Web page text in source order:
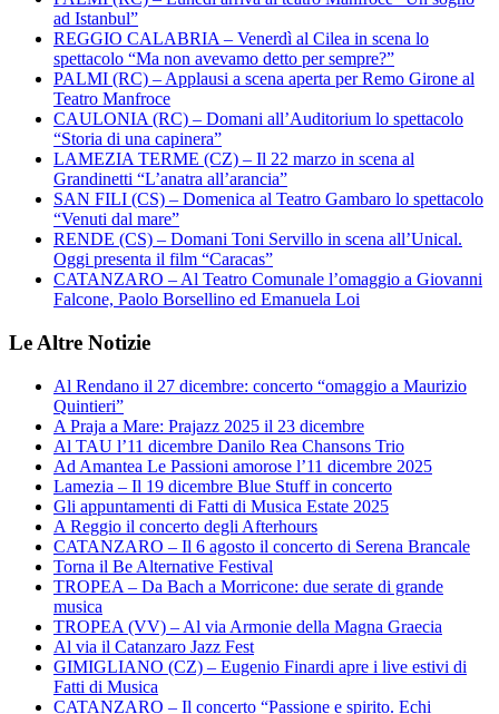
ad Istanbul”
REGGIO CALABRIA – Venerdì al Cilea in scena lo
spettacolo “Ma non avevamo detto per sempre?”
PALMI (RC) – Applausi a scena aperta per Remo Girone al
Teatro Manfroce
CAULONIA (RC) – Domani all’Auditorium lo spettacolo
“Storia di una capinera”
LAMEZIA TERME (CZ) – Il 22 marzo in scena al
Grandinetti “L’anatra all’arancia”
SAN FILI (CS) – Domenica al Teatro Gambaro lo spettacolo
“Venuti dal mare”
RENDE (CS) – Domani Toni Servillo in scena all’Unical.
Oggi presenta il film “Caracas”
CATANZARO – Al Teatro Comunale l’omaggio a Giovanni
Falcone, Paolo Borsellino ed Emanuela Loi
Le Altre Notizie
Al Rendano il 27 dicembre: concerto “omaggio a Maurizio
Quintieri”
A Praja a Mare: Prajazz 2025 il 23 dicembre
Al TAU l’11 dicembre Danilo Rea Chansons Trio
Ad Amantea Le Passioni amorose l’11 dicembre 2025
Lamezia – Il 19 dicembre Blue Stuff in concerto
Gli appuntamenti di Fatti di Musica Estate 2025
A Reggio il concerto degli Afterhours
CATANZARO – Il 6 agosto il concerto di Serena Brancale
Torna il Be Alternative Festival
TROPEA – Da Bach a Morricone: due serate di grande
musica
TROPEA (VV) – Al via Armonie della Magna Graecia
Al via il Catanzaro Jazz Fest
GIMIGLIANO (CZ) – Eugenio Finardi apre i live estivi di
Fatti di Musica
CATANZARO – Il concerto “Passione e spirito. Echi